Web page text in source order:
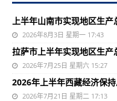
上半年山南市实现地区生
2026年8月3日 星期一 17:43
拉萨市上半年实现地区生
2026年7月25日 星期六 15:27
2026年上半年西藏经济保
2026年7月21日 星期二 17:13